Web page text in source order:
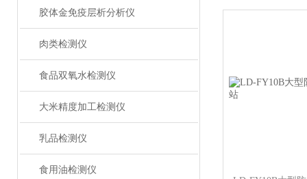
胶体金免疫层析分析仪
肉类检测仪
食品双氧水检测仪
大米精度加工检测仪
乳品检测仪
食用油检测仪